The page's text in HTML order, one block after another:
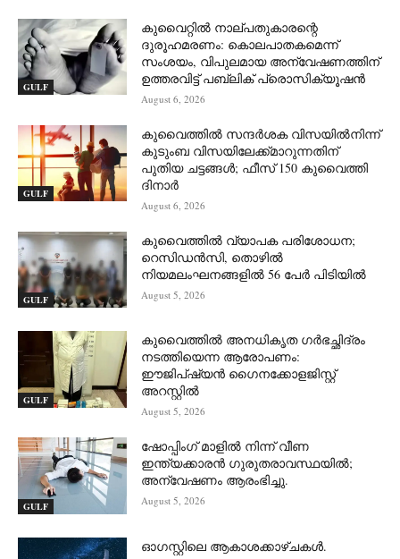
GULF
കുവൈറ്റിൽ നാല്പതുകാരന്റെ
ദുരൂഹമരണം: കൊലപാതകമെന്ന്
സംശയം, വിപുലമായ അന്വേഷണത്തിന്
ഉത്തരവിട്ട് പബ്ലിക് പ്രൊസിക്യൂഷൻ
August 6, 2026
GULF
കുവൈത്തിൽ സന്ദർശക വിസയിൽനിന്ന്
കുടുംബ വിസയിലേക്ക്മാറുന്നതിന്
പുതിയ ചട്ടങ്ങൾ; ഫീസ് 150 കുവൈത്തി
ദിനാർ
August 6, 2026
GULF
കുവൈത്തിൽ വ്യാപക പരിശോധന;
റെസിഡൻസി, തൊഴിൽ
നിയമലംഘനങ്ങളിൽ 56 പേർ പിടിയിൽ
August 5, 2026
GULF
കുവൈത്തിൽ അനധികൃത ഗർഭച്ഛിദ്രം
നടത്തിയെന്ന ആരോപണം:
ഈജിപ്ഷ്യൻ ഗൈനക്കോളജിസ്റ്റ്
അറസ്റ്റിൽ
August 5, 2026
GULF
ഷോപ്പിംഗ് മാളിൽ നിന്ന് വീണ
ഇന്ത്യക്കാരൻ ഗുരുതരാവസ്ഥയിൽ;
അന്വേഷണം ആരംഭിച്ചു.
August 5, 2026
ഓഗസ്റ്റിലെ ആകാശക്കാഴ്ചകൾ.